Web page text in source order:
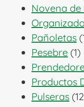
Novena
Pañoletas
Pesebre 11
Productos
Pulseras 12